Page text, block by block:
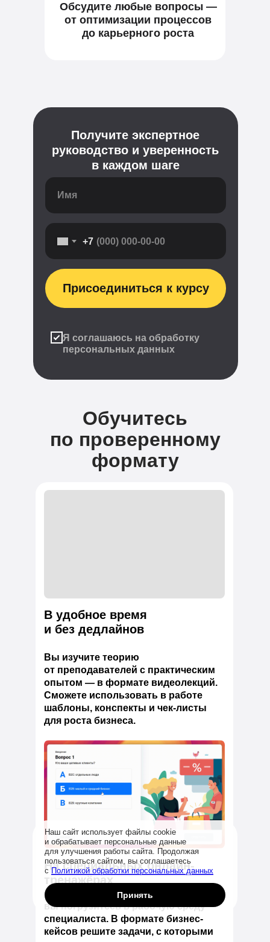
Заказать звонок
Обсудите любые вопросы —
от оптимизации процессов
до карьерного роста
+7
Присоединиться к курсу
Я соглашаюсь на обработку
персональных данных
Получите экспертное
руководство и уверенность
в каждом шаге
В удобное время
и без дедлайнов
Вы изучите теорию
от преподавателей с практическим
опытом — в формате видеолекций.
Сможете использовать в работе
шаблоны, конспекты и чек-листы
для роста бизнеса.
На специальных онлайн-
тренажёрах
С первой минуты обучения
вы погрузитесь в рабочую среду
специалиста. В формате бизнес-
кейсов решите задачи, с которыми
Обучитесь
по проверенному
формату
Принять
Наш сайт использует файлы cookie
и обрабатывает персональные данные
для улучшения работы сайта. Продолжая
пользоваться сайтом, вы соглашаетесь
сПолитикой обработки персональных данных